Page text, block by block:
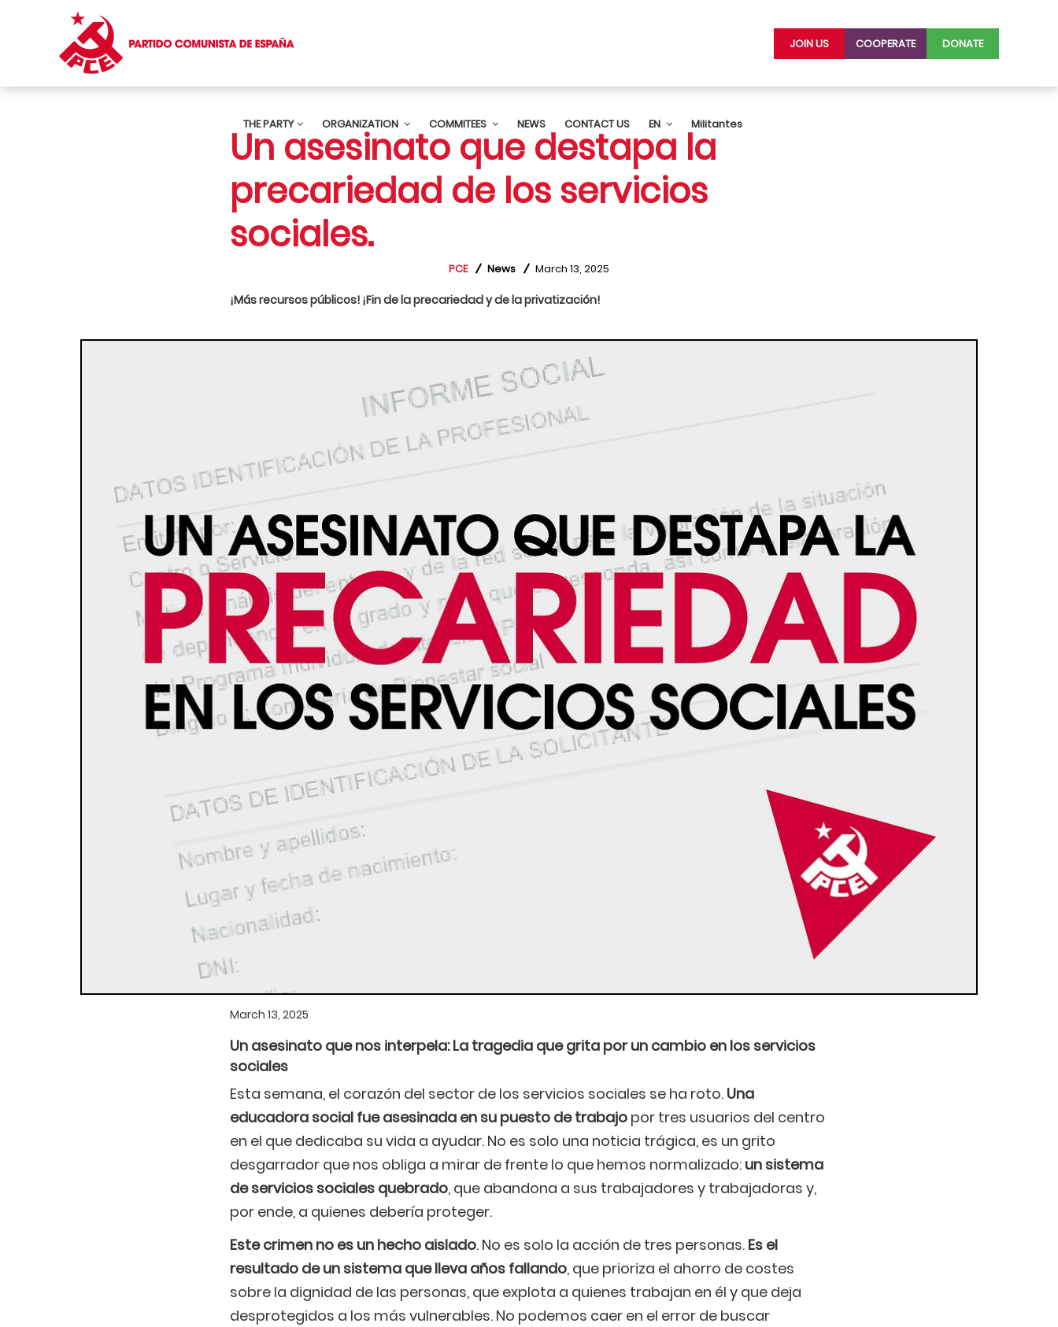
JOIN US COOPERATE DONATE
THE PARTY ORGANIZATION COMMITEES NEWS CONTACT US EN Militantes
Un asesinato que destapa la
precariedad de los servicios
sociales.
PCE News March 13, 2025
¡Más recursos públicos! ¡Fin de la precariedad y de la privatización!
March 13, 2025
Un asesinato que nos interpela: La tragedia que grita por un cambio en los servicios
sociales
Esta semana, el corazón del sector de los servicios sociales se ha roto. Una
educadora social fue asesinada en su puesto de trabajo por tres usuarios del centro
en el que dedicaba su vida a ayudar. No es solo una noticia trágica, es un grito
desgarrador que nos obliga a mirar de frente lo que hemos normalizado: un sistema
de servicios sociales quebrado, que abandona a sus trabajadores y trabajadoras y,
por ende, a quienes debería proteger.
Este crimen no es un hecho aislado. No es solo la acción de tres personas. Es el
resultado de un sistema que lleva años fallando, que prioriza el ahorro de costes
sobre la dignidad de las personas, que explota a quienes trabajan en él y que deja
desprotegidos a los más vulnerables. No podemos caer en el error de buscar